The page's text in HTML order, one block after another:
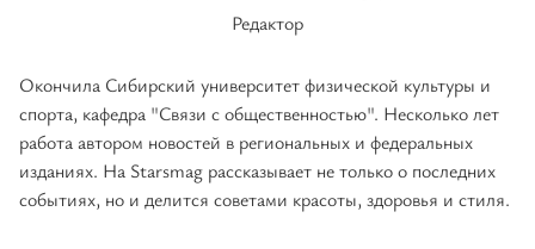
Редактор
Окончила Сибирский университет физической культуры и
спорта, кафедра "Связи с общественностью". Несколько лет
работа автором новостей в региональных и федеральных
изданиях. На Starsmag рассказывает не только о последних
событиях, но и делится советами красоты, здоровья и стиля.